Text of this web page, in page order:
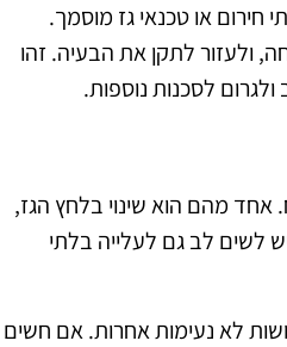
או טכנאי גז מוסמך.
ולעזור לתקן את הבעיה. זהו
לסכנות נוספות.
אחד מהם הוא שינוי בלחץ הגז,
לשים לב גם לעלייה בלתי
לא נעימות אחרות. אם חשים